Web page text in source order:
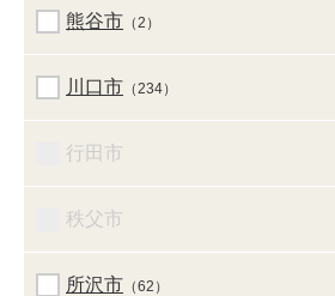
熊谷市 （2）
川口市 （234）
行田市
秩父市
所沢市 （62）